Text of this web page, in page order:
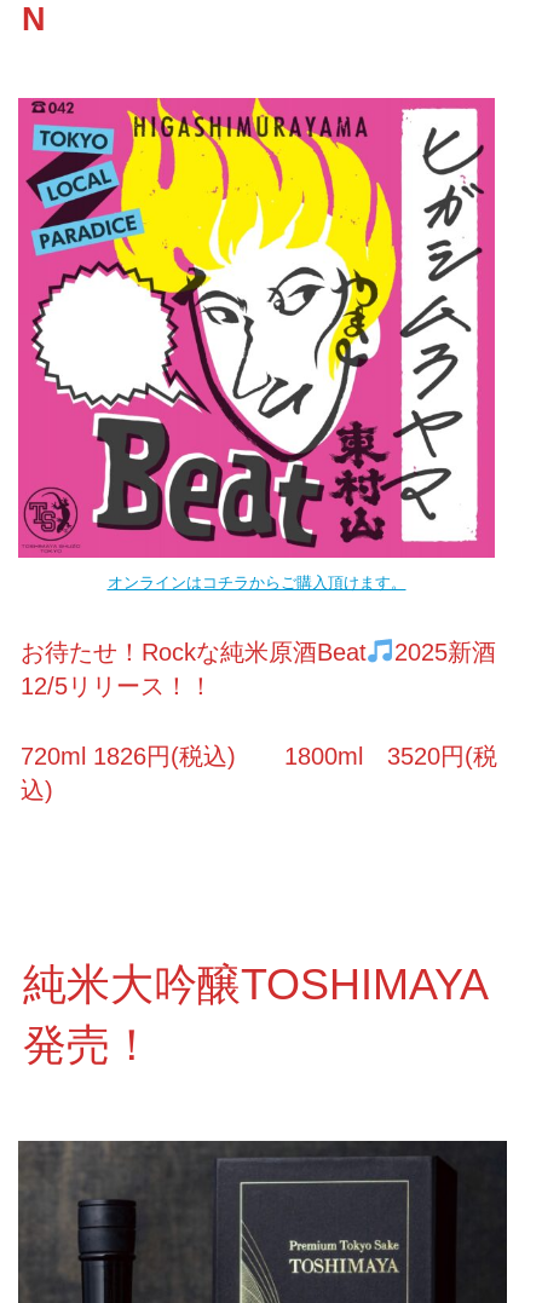
N
オンラインはコチラからご購入頂けます。
お待たせ！Rockな純米原酒Beat
2025新酒
12/5リリース！！
720ml 1826円(税込) 1800ml 3520円(税
込)
純米大吟醸TOSHIMAYA
発売！